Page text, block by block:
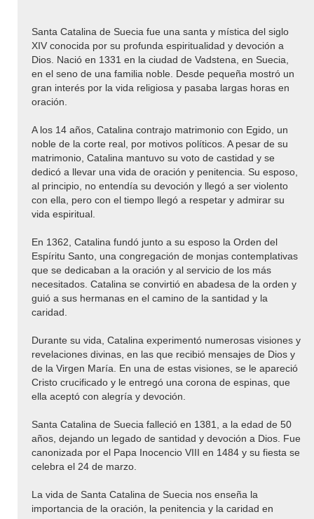
Santa Catalina de Suecia fue una santa y mística del siglo
XIV conocida por su profunda espiritualidad y devoción a
Dios. Nació en 1331 en la ciudad de Vadstena, en Suecia,
en el seno de una familia noble. Desde pequeña mostró un
gran interés por la vida religiosa y pasaba largas horas en
oración.
A los 14 años, Catalina contrajo matrimonio con Egido, un
noble de la corte real, por motivos políticos. A pesar de su
matrimonio, Catalina mantuvo su voto de castidad y se
dedicó a llevar una vida de oración y penitencia. Su esposo,
al principio, no entendía su devoción y llegó a ser violento
con ella, pero con el tiempo llegó a respetar y admirar su
vida espiritual.
En 1362, Catalina fundó junto a su esposo la Orden del
Espíritu Santo, una congregación de monjas contemplativas
que se dedicaban a la oración y al servicio de los más
necesitados. Catalina se convirtió en abadesa de la orden y
guió a sus hermanas en el camino de la santidad y la
caridad.
Durante su vida, Catalina experimentó numerosas visiones y
revelaciones divinas, en las que recibió mensajes de Dios y
de la Virgen María. En una de estas visiones, se le apareció
Cristo crucificado y le entregó una corona de espinas, que
ella aceptó con alegría y devoción.
Santa Catalina de Suecia falleció en 1381, a la edad de 50
años, dejando un legado de santidad y devoción a Dios. Fue
canonizada por el Papa Inocencio VIII en 1484 y su fiesta se
celebra el 24 de marzo.
La vida de Santa Catalina de Suecia nos enseña la
importancia de la oración, la penitencia y la caridad en